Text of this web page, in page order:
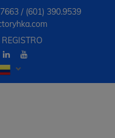
/ (601) 390.9539
REGISTRO